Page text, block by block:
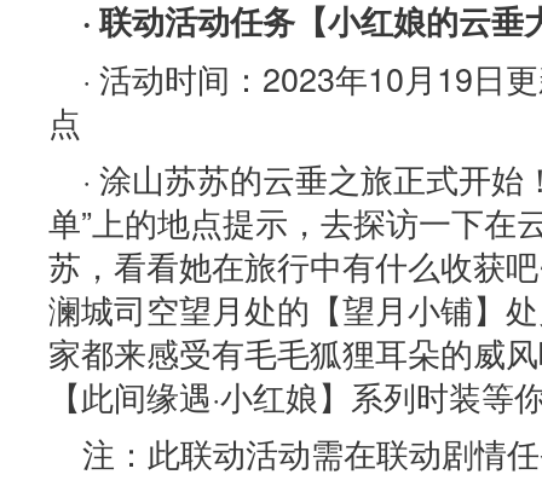
· 联动活动任务【小红娘的云垂
· 活动时间：2023年10月19日
点
· 涂山苏苏的云垂之旅正式开始
单”上的地点提示，去探访一下在
苏，看看她在旅行中有什么收获
澜城司空望月处的【望月小铺】
家都来感受有毛毛狐狸耳朵的威
【此间缘遇·小红娘】系列时装等
注：此联动活动需在联动剧情